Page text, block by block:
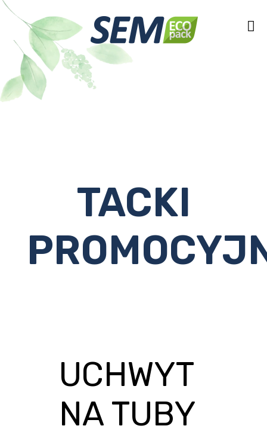
TACKI
UCHWYT
NA TUBY